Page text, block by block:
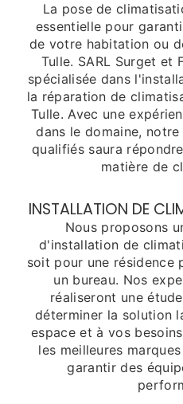
La pose de
essentielle pour
de votre habitation ou
Tulle. SARL Surget et
spécialisée dans
la réparation de
Tulle. Avec une
dans le domaine,
qualifiés saura
matière de
INSTALLATION DE
Nous proposons
d'installation de
soit pour une résidence
un bureau. Nos
réaliseront une
déterminer la solution
espace et à vos
les meilleures
garantir des